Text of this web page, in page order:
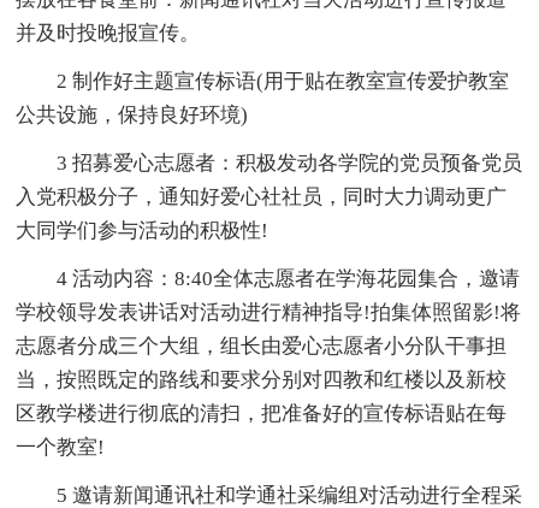
并及时投晚报宣传。
2 制作好主题宣传标语(用于贴在教室宣传爱护教室
公共设施，保持良好环境)
3 招募爱心志愿者：积极发动各学院的党员预备党员
入党积极分子，通知好爱心社社员，同时大力调动更广
大同学们参与活动的积极性!
4 活动内容：8:40全体志愿者在学海花园集合，邀请
学校领导发表讲话对活动进行精神指导!拍集体照留影!将
志愿者分成三个大组，组长由爱心志愿者小分队干事担
当，按照既定的路线和要求分别对四教和红楼以及新校
区教学楼进行彻底的清扫，把准备好的宣传标语贴在每
一个教室!
5 邀请新闻通讯社和学通社采编组对活动进行全程采